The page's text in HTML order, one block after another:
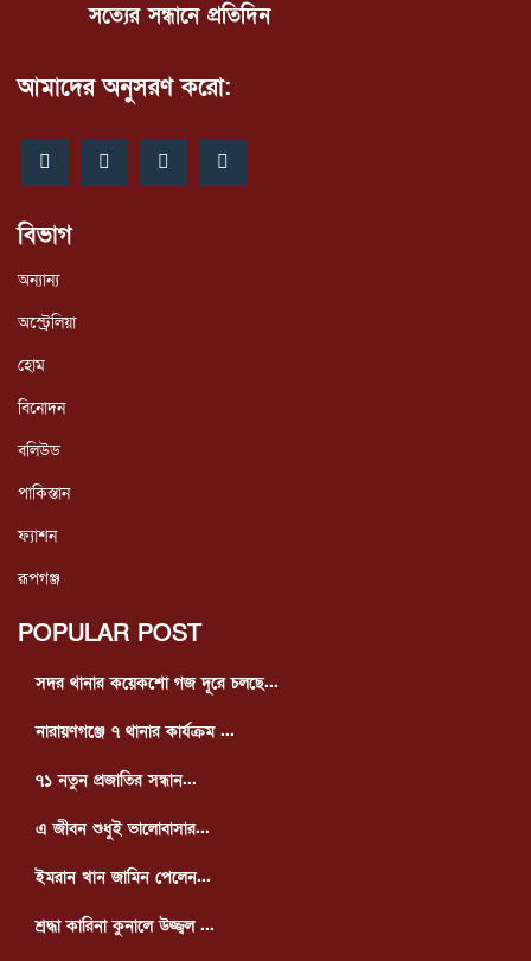
সত্যের সন্ধানে প্রতিদিন
আমাদের অনুসরণ করো:
বিভাগ
অন্যান্য
অস্ট্রেলিয়া
হোম
বিনোদন
বলিউড
পাকিস্তান
ফ্যাশন
রূপগঞ্জ
POPULAR POST
সদর থানার কয়েকশো গজ দূরে চলছে...
নারায়ণগঞ্জে ৭ থানার কার্যক্রম ...
৭১ নতুন প্রজাতির সন্ধান...
এ জীবন শুধুই ভালোবাসার...
ইমরান খান জামিন পেলেন...
শ্রদ্ধা কারিনা কুনালে উজ্জ্বল ...